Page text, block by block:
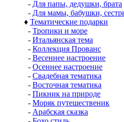
- Для папы, дедушки, брата
- Для мамы, бабушки,
♦ Тематические подарки
- Тропики и море
- Итальянская тема
- Коллекция Прованс
- Весеннее настроение
- Осеннее настроение
- Свадебная тематика
- Восточная тематика
- Пикник на природе
- Моряк путешественик
- Арабская сказка